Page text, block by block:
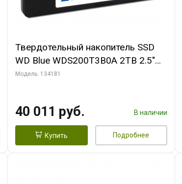
Твердотельный накопитель SSD
WD Blue WDS200T3B0A 2TB 2.5"
Client SATA 6Gb/s, 560/530, IOPS
Модель: 134181
40 011 руб. В наличии
Купить Подробнее